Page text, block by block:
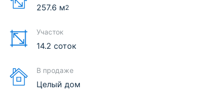
257.6 м2
Участок
14.2 соток
В продаже
Целый дом